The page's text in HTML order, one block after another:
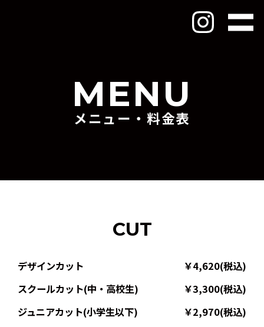
メニュー・料金表
MENU
CUT
デザインカット
￥4,620(税込)
スクールカット(中・高校生)
￥3,300(税込)
ジュニアカット(小学生以下)
￥2,970(税込)